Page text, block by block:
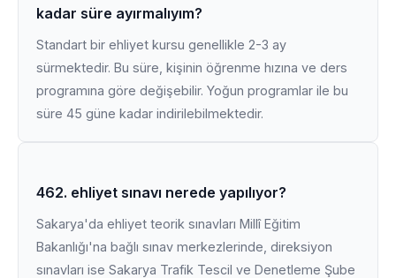
kadar süre ayırmalıyım?
Standart bir ehliyet kursu genellikle 2-3 ay
sürmektedir. Bu süre, kişinin öğrenme hızına ve ders
programına göre değişebilir. Yoğun programlar ile bu
süre 45 güne kadar indirilebilmektedir.
462. ehliyet sınavı nerede yapılıyor?
Sakarya'da ehliyet teorik sınavları Millî Eğitim
Bakanlığı'na bağlı sınav merkezlerinde, direksiyon
sınavları ise Sakarya Trafik Tescil ve Denetleme Şube